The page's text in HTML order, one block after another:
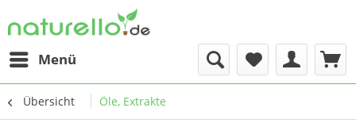
Menü
Übersicht Öle, Extrakte